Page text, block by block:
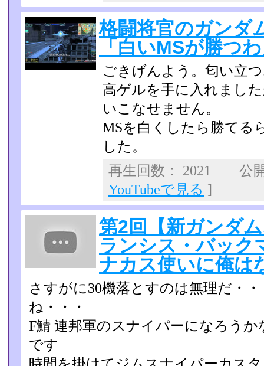
格闘将官のガンダ
「白いMSが勝つ
ごきげんよう。匂い立
高ゲルを手に入れまし
いこなせません。
MSを白くしたら勝てる
した。
再生回数： 2021 公
YouTubeで見る ]
第2回【新ガンダ
ランシス・バック
ナカス使いに俺は
さすがに30機落とすのは無理だ・
ね・・・
F鯖 連邦軍のスナイパーになろう
です